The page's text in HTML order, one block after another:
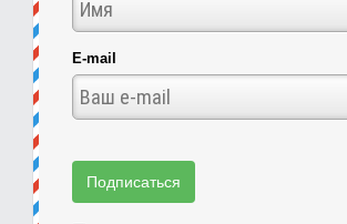
E-mail